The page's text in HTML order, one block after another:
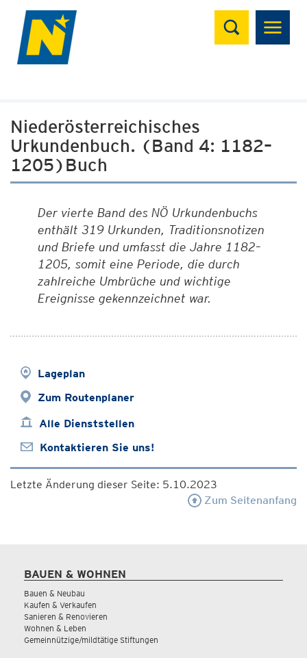
Suchen
Niederösterreichisches
Urkundenbuch. (Band 4: 1182–
1205)Buch
Der vierte Band des NÖ Urkundenbuchs
enthält 319 Urkunden, Traditionsnotizen
und Briefe und umfasst die Jahre 1182–
1205, somit eine Periode, die durch
zahlreiche Umbrüche und wichtige
Ereignisse gekennzeichnet war.
Lageplan
Zum Routenplaner
Alle Dienststellen
Kontaktieren Sie uns!
Letzte Änderung dieser Seite: 5.10.2023
Zum Seitenanfang
BAUEN & WOHNEN
Bauen & Neubau
Kaufen & Verkaufen
Sanieren & Renovieren
Wohnen & Leben
Gemeinnützige/mildtätige Stiftungen